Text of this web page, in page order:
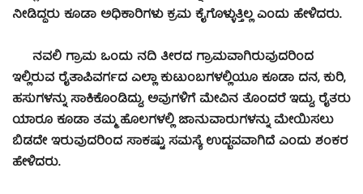
ನೀಡಿದ್ದರು ಕೂಡಾ ಅಧಿಕಾರಿಗಳು ಕ್ರಮ ಕೈಗೊಳ್ಳುತ್ತಿಲ್ಲ ಎಂದು ಹೇಳಿದರು.
ನವಲಿ ಗ್ರಾಮ ಒಂದು ನದಿ ತೀರದ ಗ್ರಾಮವಾಗಿರುವುದರಿಂದ
ಇಲ್ಲಿರುವ ರೈತಾಪಿವರ್ಗದ ಎಲ್ಲಾ ಕುಟುಂಬಗಳಲ್ಲಿಯೂ ಕೂಡಾ ದನ, ಕುರಿ,
ಹಸುಗಳನ್ನು ಸಾಕಿಕೊಂಡಿದ್ದು, ಅವುಗಳಿಗೆ ಮೇವಿನ ತೊಂದರೆ ಇದ್ದು, ರೈತರು
ಯಾರೂ ಕೂಡಾ ತಮ್ಮ ಹೊಲಗಳಲ್ಲಿ ಜಾನುವಾರುಗಳನ್ನು ಮೇಯಿಸಲು
ಬಿಡದೇ ಇರುವುದರಿಂದ ಸಾಕಷ್ಟು ಸಮಸ್ಯೆ ಉದ್ಬವವಾಗಿದೆ ಎಂದು ಶಂಕರ
ಹೇಳಿದರು.